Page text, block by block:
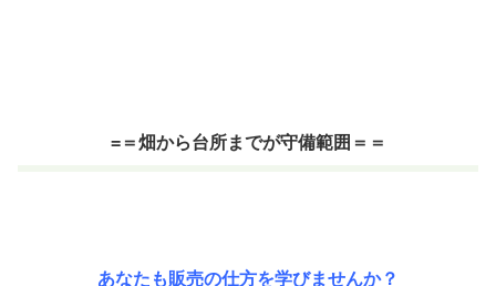
=＝畑から台所までが守備範囲＝＝
あなたも販売の仕方を学びませんか？